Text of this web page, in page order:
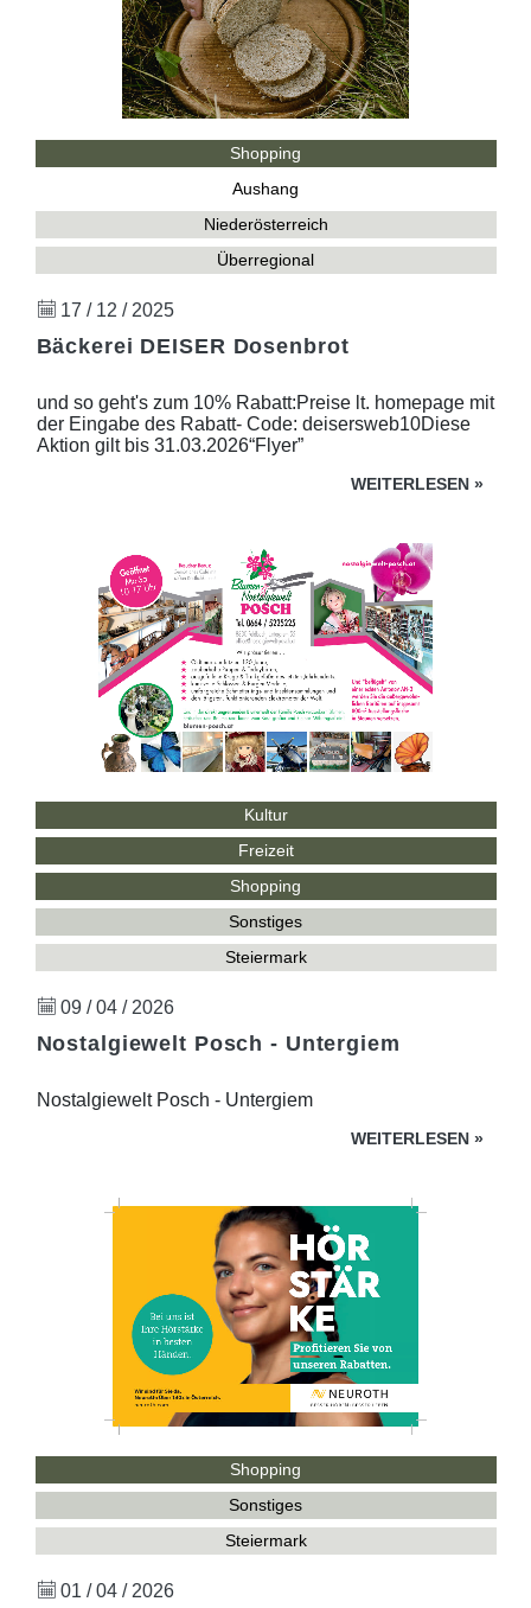
Shopping
Aushang
Niederösterreich
Überregional
17 / 12 / 2025
Bäckerei DEISER Dosenbrot
und so geht's zum 10% Rabatt:Preise lt. homepage mit
der Eingabe des Rabatt- Code: deisersweb10Diese
Aktion gilt bis 31.03.2026“Flyer”
WEITERLESEN »
Kultur
Freizeit
Shopping
Sonstiges
Steiermark
09 / 04 / 2026
Nostalgiewelt Posch - Untergiem
Nostalgiewelt Posch - Untergiem
WEITERLESEN »
Shopping
Sonstiges
Steiermark
01 / 04 / 2026